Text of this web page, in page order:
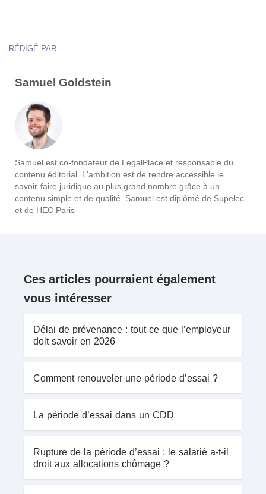
RÉDIGÉ PAR
Samuel Goldstein
Samuel est co-fondateur de LegalPlace et responsable du
contenu éditorial. L'ambition est de rendre accessible le
savoir-faire juridique au plus grand nombre grâce à un
contenu simple et de qualité. Samuel est diplômé de Supelec
et de HEC Paris
Ces articles pourraient également
vous intéresser
Délai de prévenance : tout ce que l’employeur
doit savoir en 2026
Comment renouveler une période d’essai ?
La période d’essai dans un CDD
Rupture de la période d’essai : le salarié a-t-il
droit aux allocations chômage ?